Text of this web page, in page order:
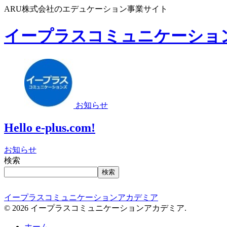
ARU株式会社のエデュケーション事業サイト
イープラスコミュニケーショ
お知らせ
Hello e-plus.com!
お知らせ
検索
検索
イープラスコミュニケーションアカデミア
© 2026 イープラスコミュニケーションアカデミア.